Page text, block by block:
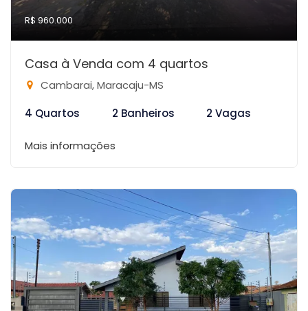
R$ 960.000
Casa à Venda com 4 quartos
Cambarai, Maracaju-MS
4 Quartos
2 Banheiros 2 Vagas
Mais informações